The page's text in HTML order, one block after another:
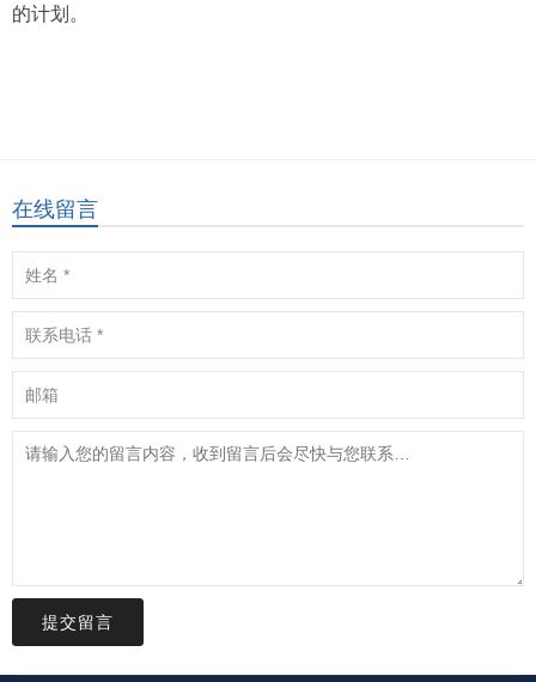
的计划。
在线留言
提交留言